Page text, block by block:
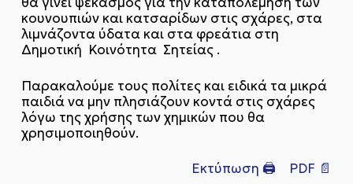
κουνουπιών και κατσαρίδων στις σχάρες, στα
λιμνάζοντα ύδατα και στα φρεάτια στη
Δημοτική Κοινότητα Σητείας .
Παρακαλούμε τους πολίτες και ειδικά τα μικρά
παιδιά να μην πλησιάζουν κοντά στις σχάρες
λόγω της χρήσης των χημικών που θα
χρησιμοποιηθούν.
Εκτύπωση 🖨 PDF 📄